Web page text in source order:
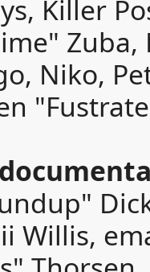
Killer
Niko,
Willis,